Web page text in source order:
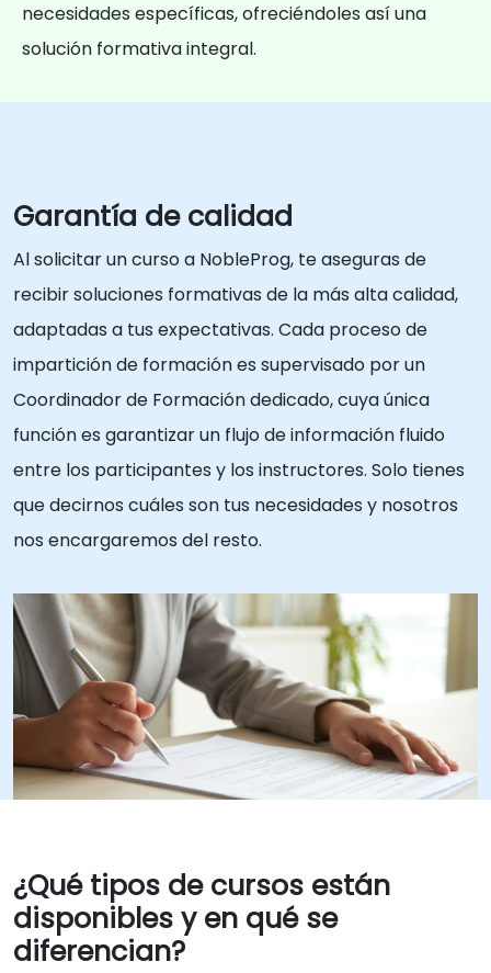
necesidades específicas, ofreciéndoles así una
solución formativa integral.
Garantía de calidad
Al solicitar un curso a NobleProg, te aseguras de
recibir soluciones formativas de la más alta calidad,
adaptadas a tus expectativas. Cada proceso de
impartición de formación es supervisado por un
Coordinador de Formación dedicado, cuya única
función es garantizar un flujo de información fluido
entre los participantes y los instructores. Solo tienes
que decirnos cuáles son tus necesidades y nosotros
nos encargaremos del resto.
¿Qué tipos de cursos están
disponibles y en qué se
diferencian?